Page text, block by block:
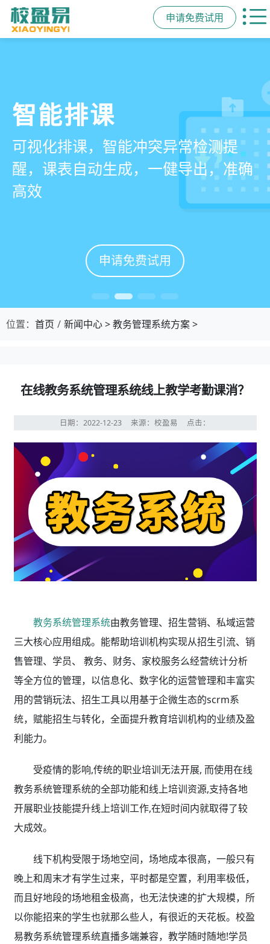
申请免费试用
管学校，用校盈易
培训机构教务管理系
统
有效提升运营管理效率45%
申请免费试用
智能排课
可视化排课，智能冲突异常检测提
醒，课表自动生成，一健导出，准确
高效
申请免费试用
课时统计
学员签到同步扣减课时，老师带课量
自动统计、汇总，数据清晰可查免扯
皮
申请免费试用
家校互动
一部手机链接教师、学员、家长，沟
通互动零距离，服务贴心铸口碑促续
费
申请免费试用
位置： 首页 新闻中心>教务管理系统方案>
在线教务系统管理系统线上教学考勤课消？
日期：2022-12-23 来源：校盈易 点击：
教务系统管理系统由教务管理、招生营销、私域运营
三大核心应用组成。能帮助培训机构实现从招生引流、销
售管理、学员、 教务、财务、家校服务么经营统计分析
等全方位的管理，以信息化、数字化的运营管理和丰富实
用的营销玩法、招生工具以用基于企微生态的scrm系
统，赋能招生与转化，全面提升教育培训机构的业绩及盈
利能力。
受疫情的影响,传统的职业培训无法开展, 而使用在线
教务系统管理系统的全部功能和线上培训资源,支持各地
开展职业技能提升线上培训工作,在短时间内就取得了较
大成效。
线下机构受限于场地空间，场地成本很高，一般只有
晚上和周末才有学生过来，平时都是空置，利用率极低，
而且好地段的场地租金极高，也无法快速的扩大规模，所
以你能招来的学生也就那么些人，有很近的天花板。校盈
易教务系统管理系统直播多端兼容，教学随时随地!学员